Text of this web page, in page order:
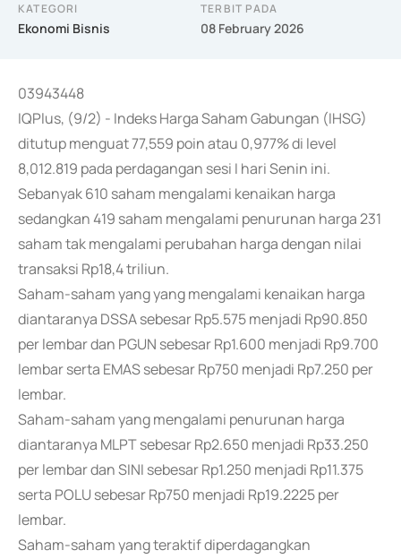
KATEGORI
Ekonomi Bisnis
TERBIT PADA
08 February 2026
03943448
IQPlus, (9/2) - Indeks Harga Saham Gabungan (IHSG)
ditutup menguat 77,559 poin atau 0,977% di level
8,012.819 pada perdagangan sesi I hari Senin ini.
Sebanyak 610 saham mengalami kenaikan harga
sedangkan 419 saham mengalami penurunan harga 231
saham tak mengalami perubahan harga dengan nilai
transaksi Rp18,4 triliun.
Saham-saham yang yang mengalami kenaikan harga
diantaranya DSSA sebesar Rp5.575 menjadi Rp90.850
per lembar dan PGUN sebesar Rp1.600 menjadi Rp9.700
lembar serta EMAS sebesar Rp750 menjadi Rp7.250 per
lembar.
Saham-saham yang mengalami penurunan harga
diantaranya MLPT sebesar Rp2.650 menjadi Rp33.250
per lembar dan SINI sebesar Rp1.250 menjadi Rp11.375
serta POLU sebesar Rp750 menjadi Rp19.2225 per
lembar.
Saham-saham yang teraktif diperdagangkan